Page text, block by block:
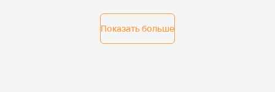
Показать больше